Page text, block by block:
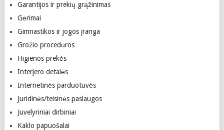
Garantijos ir prekių grąžinimas
Gėrimai
Gimnastikos ir jogos įranga
Grožio procedūros
Higienos prekės
Interjero detalės
Internetinės parduotuvės
Juridinės/teisinės paslaugos
Juvelyriniai dirbiniai
Kaklo papuošalai